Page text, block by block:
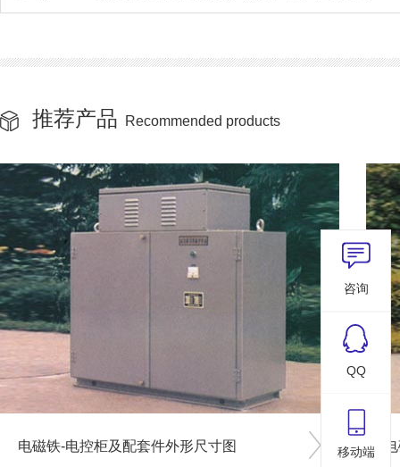
推荐产品 Recommended products
电磁铁-电控柜及配套件外形尺寸图
咨询
QQ
移动端